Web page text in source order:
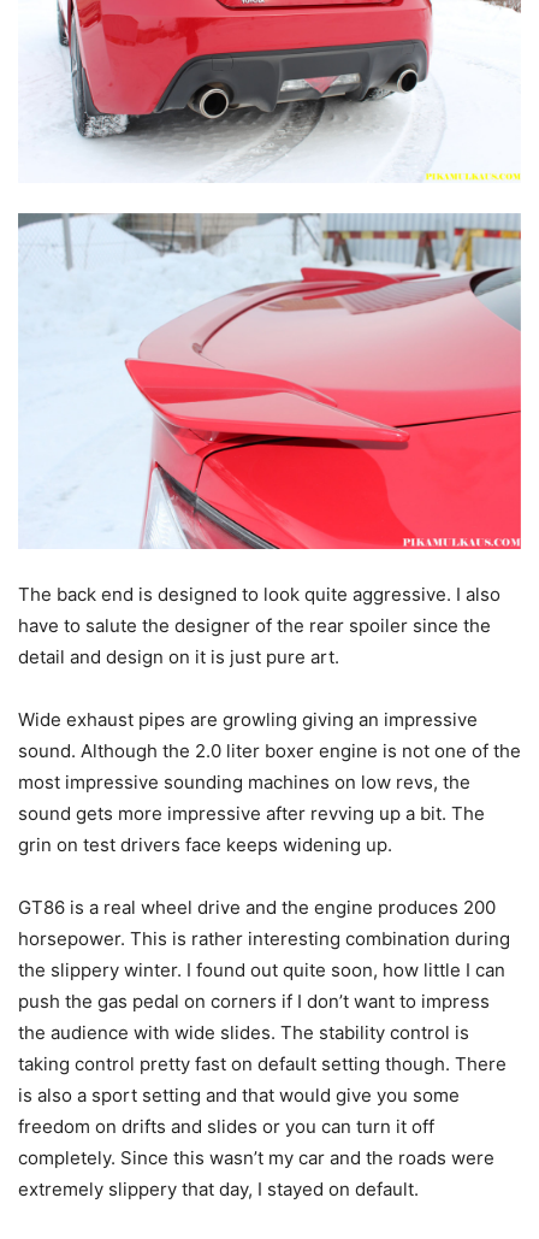
The back end is designed to look quite aggressive. I also
have to salute the designer of the rear spoiler since the
detail and design on it is just pure art.
Wide exhaust pipes are growling giving an impressive
sound. Although the 2.0 liter boxer engine is not one of the
most impressive sounding machines on low revs, the
sound gets more impressive after revving up a bit. The
grin on test drivers face keeps widening up.
GT86 is a real wheel drive and the engine produces 200
horsepower. This is rather interesting combination during
the slippery winter. I found out quite soon, how little I can
push the gas pedal on corners if I don’t want to impress
the audience with wide slides. The stability control is
taking control pretty fast on default setting though. There
is also a sport setting and that would give you some
freedom on drifts and slides or you can turn it off
completely. Since this wasn’t my car and the roads were
extremely slippery that day, I stayed on default.